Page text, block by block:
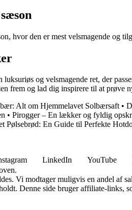
hvor den er mest velsmagende og
og velsmagende ret, der
frem og lad dig inspirere til at prøve
Alt om Hjemmelavet Solbærsaft•
• Pirogger – En lækker og fyldig
Pølsebrød: En Guide til Perfekte
LinkedIn YouTube
Vi modtager muligvis en andel af
Denne side bruger affiliate-links,